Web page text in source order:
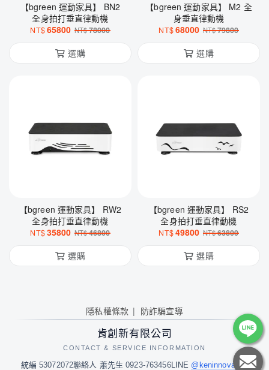
【bgreen 運動家具】 BN2
全身拍打垂直律動機
NT$65800 NT$78000
選購
【bgreen 運動家具】 M2 全
身垂直律動機
NT$68000 NT$79800
選購
【bgreen 運動家具】 RW2
全身拍打垂直律動機
NT$35800 NT$46800
選購
【bgreen 運動家具】 RS2
全身拍打垂直律動機
NT$49800 NT$63800
選購
隱私權條款 防詐騙宣導
肯創新有限公司
CONTACT & SERVICE INFORMATION
統編 53072072聯絡人 蕭先生 0923-763456LINE @keninnovation